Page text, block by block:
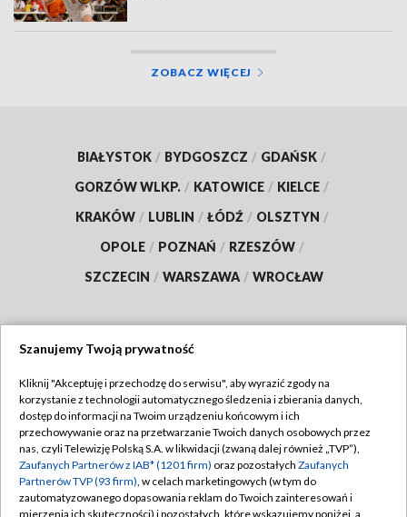
ZOBACZ WIĘCEJ
BIAŁYSTOK / BYDGOSZCZ / GDAŃSK /
GORZÓW WLKP. / KATOWICE / KIELCE /
KRAKÓW / LUBLIN / ŁÓDŹ / OLSZTYN /
OPOLE / POZNAŃ / RZESZÓW /
SZCZECIN / WARSZAWA / WROCŁAW
TVP
Abonament TVP
Emisja w TVP
Centrum informacji TVP
Regulamin TVP
Polityka prywatności
Moje zgody
Szanujemy Twoją prywatność
Kliknij "Akceptuję i przechodzę do serwisu", aby wyrazić zgody na
korzystanie z technologii automatycznego śledzenia i zbierania danych,
dostęp do informacji na Twoim urządzeniu końcowym i ich
przechowywanie oraz na przetwarzanie Twoich danych osobowych przez
nas, czyli Telewizję Polską S.A. w likwidacji (zwaną dalej również „TVP”),
Zaufanych Partnerów z IAB* (1201 firm) oraz pozostałych Zaufanych
Partnerów TVP (93 firm), w celach marketingowych (w tym do
zautomatyzowanego dopasowania reklam do Twoich zainteresowań i
mierzenia ich skuteczności) i pozostałych, które wskazujemy poniżej, a